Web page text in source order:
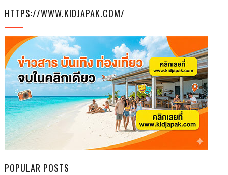
HTTPS://WWW.KIDJAPAK.COM/
POPULAR POSTS